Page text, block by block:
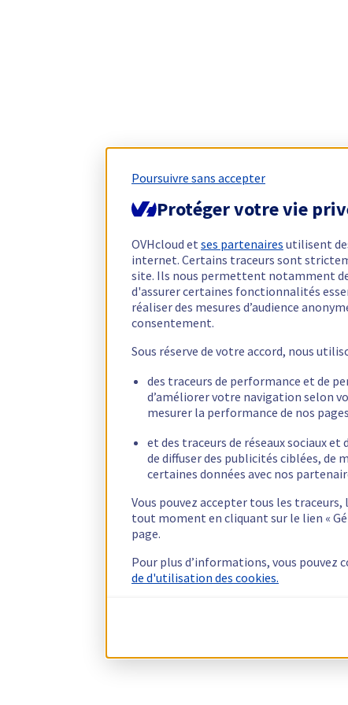
Poursuivre sans accepter
Protéger votre vie
OVHcloud et ses partenaires utilisent
internet. Certains traceurs sont
site. Ils nous permettent notamment
d'assurer certaines fonctionnalités
réaliser des mesures d’audience
consentement.
Sous réserve de votre accord, nous
des traceurs de performance et de
d’améliorer votre navigation selon
mesurer la performance de nos
et des traceurs de réseaux sociaux
de diffuser des publicités ciblées, de
certaines données avec nos
Vous pouvez accepter tous les
tout moment en cliquant sur le lien «
page.
Pour plus d’informations, vous pouvez
de d'utilisation des cookies.